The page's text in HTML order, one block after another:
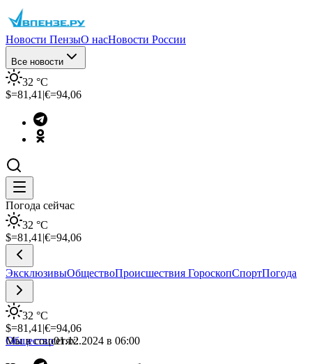
Новости ПензыО насНовости России
Все новости
32 °C
$=81,41 |€=94,06
Погода сейчас
32 °C
$=81,41 |€=94,06
ЭксклюзивыОбществоПроисшествия ГороскопСпортПогода
32 °C
$=81,41 |€=94,06
Мы в соцсетях:
Общество01.12.2024 в 06:00